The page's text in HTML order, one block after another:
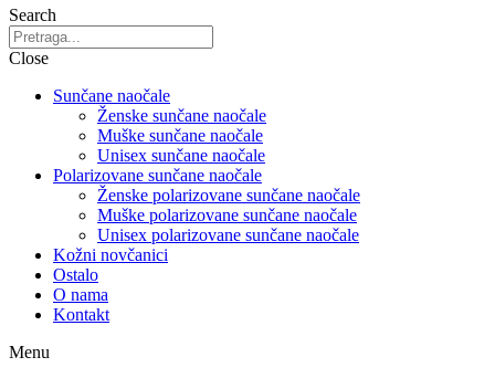
Search
Close
Sunčane naočale
Ženske sunčane naočale
Muške sunčane naočale
Unisex sunčane naočale
Polarizovane sunčane naočale
Ženske polarizovane sunčane naočale
Muške polarizovane sunčane naočale
Unisex polarizovane sunčane naočale
Kožni novčanici
Ostalo
O nama
Kontakt
Menu